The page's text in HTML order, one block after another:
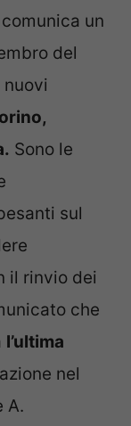
un
del
nuovi
Sono le
sul
il rinvio dei
che
l’ultima
nel
A.